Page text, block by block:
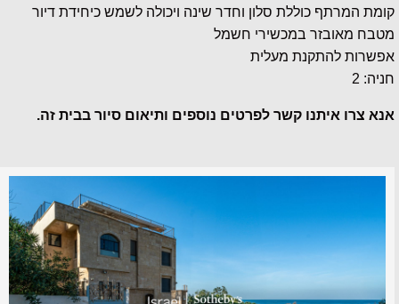
קומת המרתף כוללת סלון וחדר שינה ויכולה לשמש כיחידת דיור
מטבח מאובזר במכשירי חשמל
אפשרות להתקנת מעלית
חניה: 2
אנא צרו איתנו קשר לפרטים נוספים ותיאום סיור בבית זה.